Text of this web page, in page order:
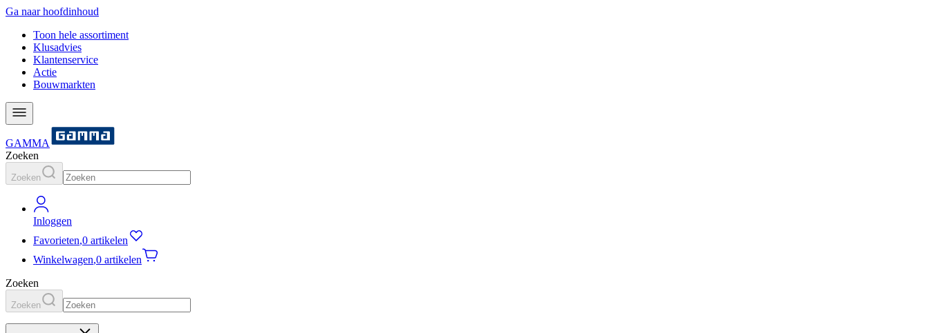
Ga naar hoofdinhoud
Toon hele assortiment
Klusadvies
Klantenservice
Actie
Bouwmarkten
GAMMA
Zoeken
Zoeken
Inloggen
Favorieten,0 artikelen
Winkelwagen,0 artikelen
Zoeken
Zoeken